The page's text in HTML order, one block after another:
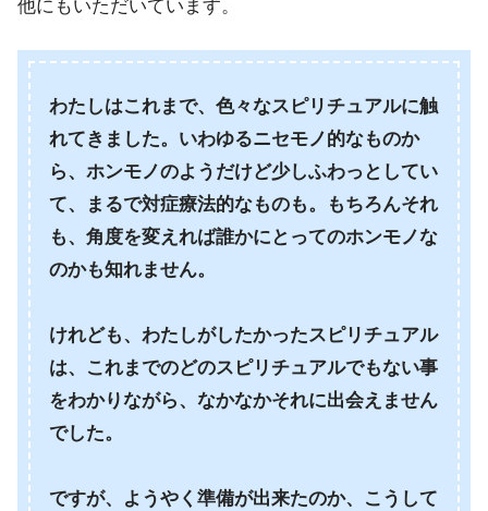
他にもいただいています。
わたしはこれまで、色々なスピリチュアルに触
れてきました。いわゆるニセモノ的なものか
ら、ホンモノのようだけど少しふわっとしてい
て、まるで対症療法的なものも。もちろんそれ
も、角度を変えれば誰かにとってのホンモノな
のかも知れません。
けれども、わたしがしたかったスピリチュアル
は、これまでのどのスピリチュアルでもない事
をわかりながら、なかなかそれに出会えません
でした。
ですが、ようやく準備が出来たのか、こうして